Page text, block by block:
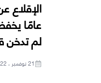
عامًا
لم تدخن
21 نوفمبر ، 2022